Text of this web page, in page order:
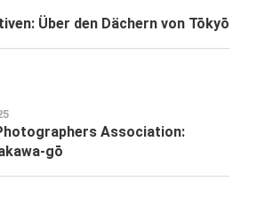
Über den Dächern von Tōkyō
Association:
gō